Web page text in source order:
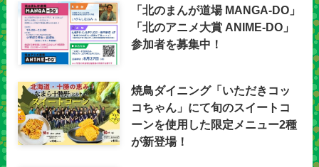
「北のまんが道場 MANGA-DO」
「北のアニメ大賞 ANIME-DO」
参加者を募集中！
焼鳥ダイニング「いただきコッ
コちゃん」にて旬のスイートコ
ーンを使用した限定メニュー2種
が新登場！